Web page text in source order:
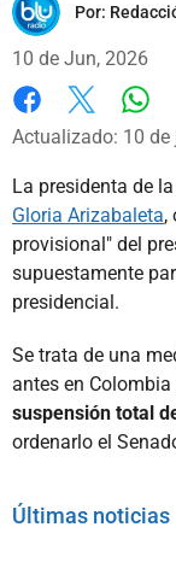
Por:
10 de Jun, 2026
Facebook
X
Actualizado: 10 de
La presidenta de
Gloria Arizabaleta,
provisional" del
supuestamente
presidencial.
Se trata de una
antes en Colombia
suspensión total
ordenarlo el
Últimas noticias